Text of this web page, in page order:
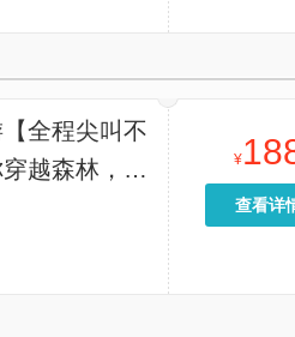
全程尖叫不
越森林，激
¥
查看详